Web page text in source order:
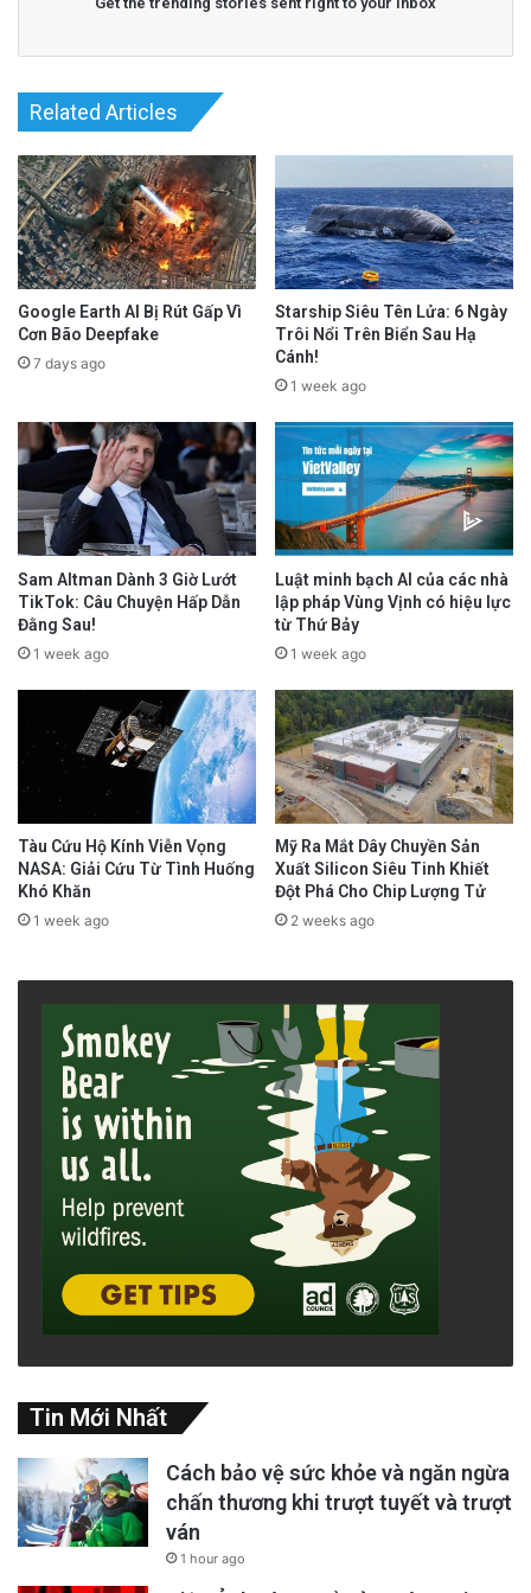
Related Articles
Google Earth AI Bị Rút Gấp Vì
Cơn Bão Deepfake
7 days ago
Starship Siêu Tên Lửa: 6 Ngày
Trôi Nổi Trên Biển Sau Hạ
Cánh!
1 week ago
Sam Altman Dành 3 Giờ Lướt
TikTok: Câu Chuyện Hấp Dẫn
Đằng Sau!
1 week ago
Luật minh bạch AI của các nhà
lập pháp Vùng Vịnh có hiệu lực
từ Thứ Bảy
1 week ago
Tàu Cứu Hộ Kính Viễn Vọng
NASA: Giải Cứu Từ Tình Huống
Khó Khăn
1 week ago
Mỹ Ra Mắt Dây Chuyền Sản
Xuất Silicon Siêu Tinh Khiết
Đột Phá Cho Chip Lượng Tử
2 weeks ago
Tin Mới Nhất
Cách bảo vệ sức khỏe và ngăn ngừa
chấn thương khi trượt tuyết và trượt
ván
1 hour ago